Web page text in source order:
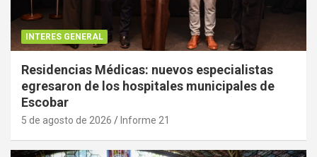
INTERES GENERAL
Residencias Médicas: nuevos especialistas
egresaron de los hospitales municipales de
Escobar
5 de agosto de 2026 Informe 21